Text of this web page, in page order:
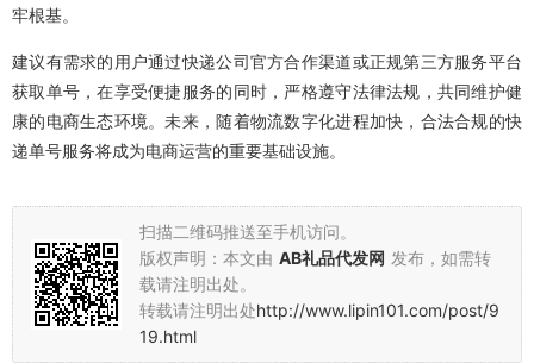
牢根基。
建议有需求的用户通过快递公司官方合作渠道或正规第三方服务平台
获取单号，在享受便捷服务的同时，严格遵守法律法规，共同维护健
康的电商生态环境。未来，随着物流数字化进程加快，合法合规的快
递单号服务将成为电商运营的重要基础设施。
扫描二维码推送至手机访问。
版权声明：本文由 AB礼品代发网 发布，如需转
载请注明出处。
转载请注明出处http://www.lipin101.com/post/9
19.html